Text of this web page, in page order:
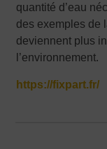
quantité d’eau
des exemples de
deviennent plus
l’environnement.
https://fixpart.fr/